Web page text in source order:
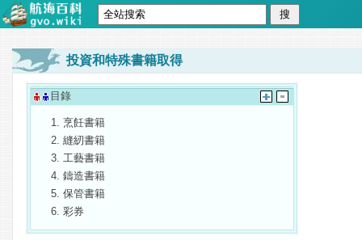
投資和特殊書籍取得
目錄
烹飪書籍
縫紉書籍
工藝書籍
鑄造書籍
保管書籍
彩券